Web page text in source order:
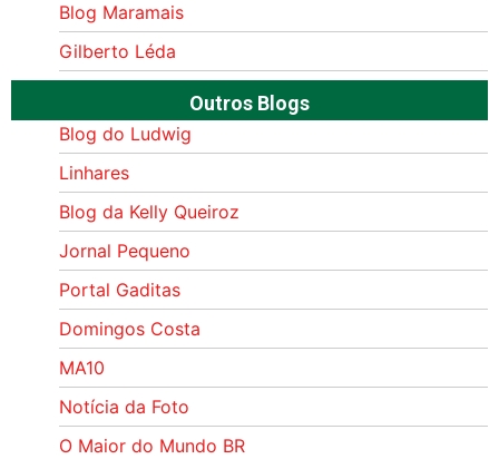
Blog Maramais
Gilberto Léda
Outros Blogs
Blog do Ludwig
Linhares
Blog da Kelly Queiroz
Jornal Pequeno
Portal Gaditas
Domingos Costa
MA10
Notícia da Foto
O Maior do Mundo BR